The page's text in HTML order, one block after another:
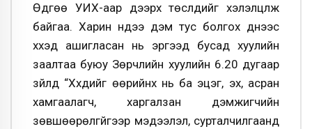
Өдгөө УИХ-аар дээрх төслүүдийг хэлэлцүүлж
байгаа. Харин үүндээ дэм тус болгох үүднээс
хүүхэд ашигласан нь эргээд бусад хуулийн
заалтаа буюу Зөрчлийн хуулийн 6.20 дугаар
зүйлд “Хүүхдийг өөрийнх нь ба эцэг, эх, асран
хамгаалагч, харгалзан дэмжигчийн
зөвшөөрөлгүйгээр мэдээлэл, сурталчилгаанд